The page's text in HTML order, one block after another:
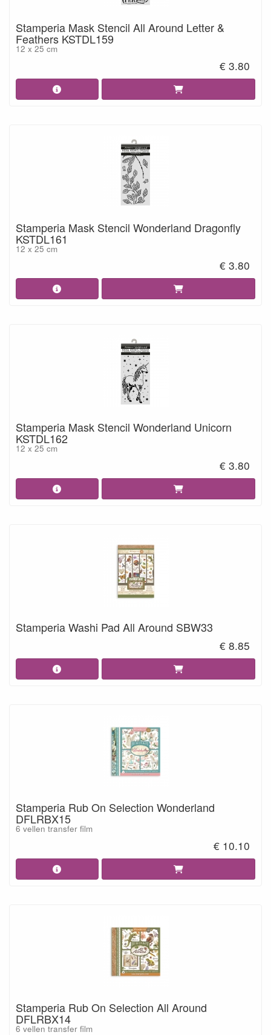
Stamperia Mask Stencil All Around Letter &
Feathers KSTDL159
12 x 25 cm
€ 3.80
Stamperia Mask Stencil Wonderland Dragonfly
KSTDL161
12 x 25 cm
€ 3.80
Stamperia Mask Stencil Wonderland Unicorn
KSTDL162
12 x 25 cm
€ 3.80
Stamperia Washi Pad All Around SBW33
€ 8.85
Stamperia Rub On Selection Wonderland
DFLRBX15
6 vellen transfer film
€ 10.10
Stamperia Rub On Selection All Around
DFLRBX14
6 vellen transfer film